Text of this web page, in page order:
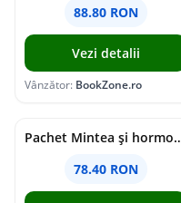
88.80 RON
Vezi detalii
Vânzător: BookZone.ro
Pachet
78.40 RON